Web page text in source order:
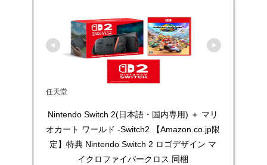
任天堂
Nintendo Switch 2(日本語・国内専用) ＋ マリ
オカート ワールド -Switch2 【Amazon.co.jp限
定】特典 Nintendo Switch 2 ロゴデザイン マ
イクロファイバークロス 同梱